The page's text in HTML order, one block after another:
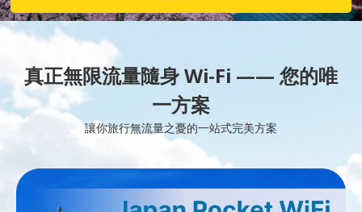
真正無限流量隨身 Wi-Fi —— 您的唯
一方案
讓你旅行無流量之憂的一站式完美方案